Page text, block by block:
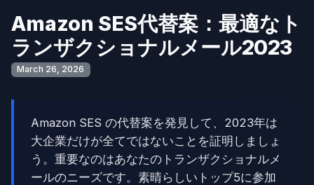
Amazon SES代替案：最適なト
ランザクショナルメール2023
March 26, 2026
Amazon SES の代替案を発見して、2023年は
大企業だけが全てではないことを証明しましょ
う。重要なのはあなたのトランザクショナルメ
ールのニーズです。素晴らしいトップ5に参加